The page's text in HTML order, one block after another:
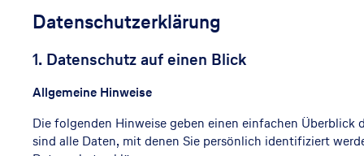
Datenschutzerklärung
1. Datenschutz auf einen Blick
Allgemeine Hinweise
Die folgenden Hinweise geben einen einfachen Überblick
sind alle Daten, mit denen Sie persönlich identifiziert